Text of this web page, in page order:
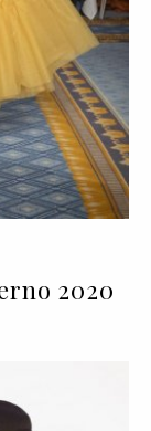
2020